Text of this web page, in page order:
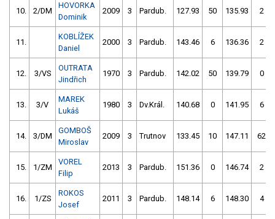
10. 2/DM
HOVORKA
Dominik
2009 3 Pardub. 127.93 50 135.93 2
11.
KOBLÍŽEK
Daniel
2000 3 Pardub. 143.46 6 136.36 2
12. 3/VS
OUTRATA
Jindřich
1970 3 Pardub. 142.02 50 139.79 0
13. 3/V
MAREK
Lukáš
1980 3 Dv.Král. 140.68 0 141.95 6
14. 3/DM
GOMBOŠ
Miroslav
2009 3 Trutnov 133.45 10 147.11 62
15. 1/ZM
VOREL
Filip
2013 3 Pardub. 151.36 0 146.74 2
16. 1/ZS
ROKOS
Josef
2011 3 Pardub. 148.14 6 148.30 4